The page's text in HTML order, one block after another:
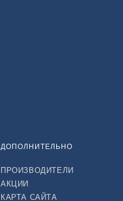
ДОПОЛНИТЕЛЬНО
ПРОИЗВОДИТЕЛИ
АКЦИИ
КАРТА САЙТА